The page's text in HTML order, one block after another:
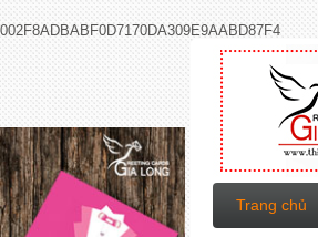
002F8ADBABF0D7170DA309E9AABD87F4
Trang chủ